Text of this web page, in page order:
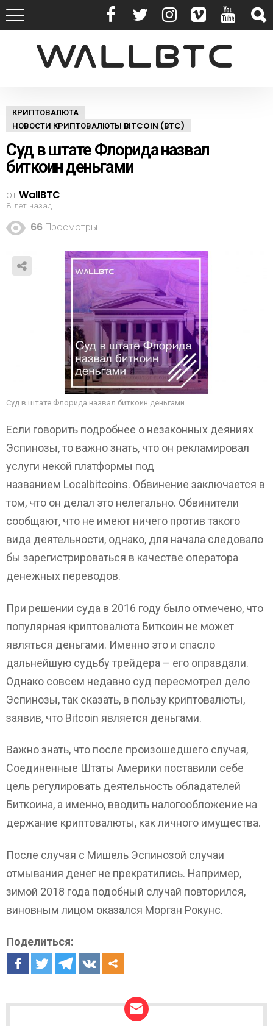
КРИПТОВАЛЮТА
НОВОСТИ КРИПТОВАЛЮТЫ BITCOIN (BTC)
Суд в штате Флорида назвал
биткоин деньгами
отWallBTC
8 лет назад
66 Просмотры
Суд в штате Флорида назвал биткоин деньгами
Если говорить подробнее о незаконных деяниях
Эспинозы, то важно знать, что он рекламировал
услуги некой платформы под
названием Localbitcoins. Обвинение заключается в
том, что он делал это нелегально. Обвинители
сообщают, что не имеют ничего против такого
вида деятельности, однако, для начала следовало
бы зарегистрироваться в качестве оператора
денежных переводов.
При решении суда в 2016 году было отмечено, что
популярная криптовалюта Биткоин не может
являться деньгами. Именно это и спасло
дальнейшую судьбу трейдера – его оправдали.
Однако совсем недавно суд пересмотрел дело
Эспинозы, так сказать, в пользу криптовалюты,
заявив, что Bitcoin является деньгами.
Важно знать, что после произошедшего случая,
Соединенные Штаты Америки поставили себе
цель регулировать деятельность обладателей
Биткоина, а именно, вводить налогообложение на
держание криптовалюты, как личного имущества.
После случая с Мишель Эспинозой случаи
отмывания денег не прекратились. Например,
зимой 2018 года подобный случай повторился,
виновным лицом оказался Морган Рокунс.
Поделиться: